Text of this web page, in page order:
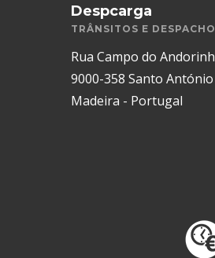
Despcarga
TRÂNSITOS E
Rua Campo do
9000-358 Santo
Madeira - Portugal